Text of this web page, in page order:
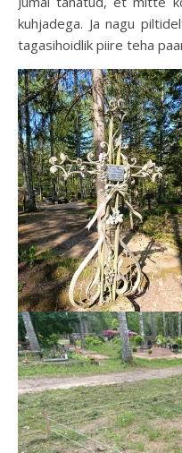
kuhjadega. Ja nagu
tagasihoidlik piire teha